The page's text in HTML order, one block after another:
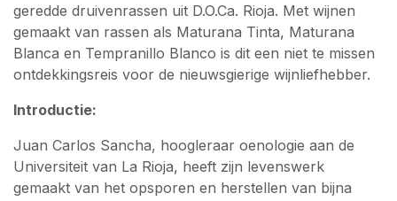
geredde druivenrassen uit D.O.Ca. Rioja. Met wijnen
gemaakt van rassen als Maturana Tinta, Maturana
Blanca en Tempranillo Blanco is dit een niet te missen
ontdekkingsreis voor de nieuwsgierige wijnliefhebber.
Introductie:
Juan Carlos Sancha, hoogleraar oenologie aan de
Universiteit van La Rioja, heeft zijn levenswerk
gemaakt van het opsporen en herstellen van bijna